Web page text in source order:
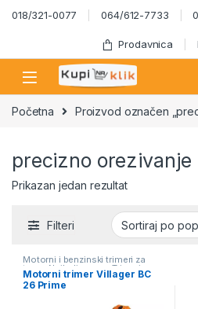
Skip to navigation
Skip to content
018/321-0077 064/612-7733
Prodavnica
Početna Proizvod označen
precizno orezivanje
Prikazan jedan rezultat
Filteri
Motorni i benzinski trimeri za
travu Najbolja cena,Trimeri za
travu
Motorni trimer Villager BC
26 Prime